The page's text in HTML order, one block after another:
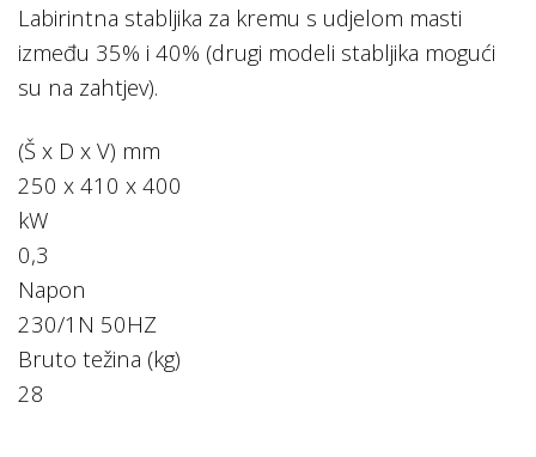
Labirintna stabljika za kremu s udjelom masti
između 35% i 40% (drugi modeli stabljika mogući
su na zahtjev).
(Š x D x V) mm
250 x 410 x 400
kW
0,3
Napon
230/1N 50HZ
Bruto težina (kg)
28